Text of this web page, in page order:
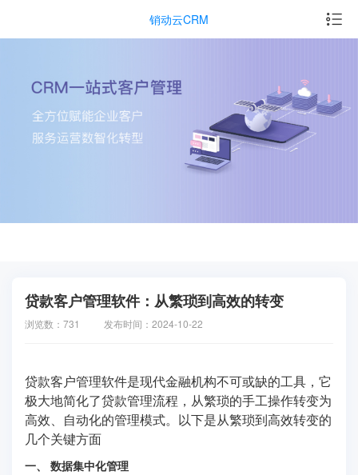
销动云CRM
贷款客户管理软件：从繁琐到高效的转变
浏览数：731 发布时间：2024-10-22
贷款客户管理软件是现代金融机构不可或缺的工具，它
极大地简化了贷款管理流程，从繁琐的手工操作转变为
高效、自动化的管理模式。以下是从繁琐到高效转变的
几个关键方面
一、 数据集中化管理